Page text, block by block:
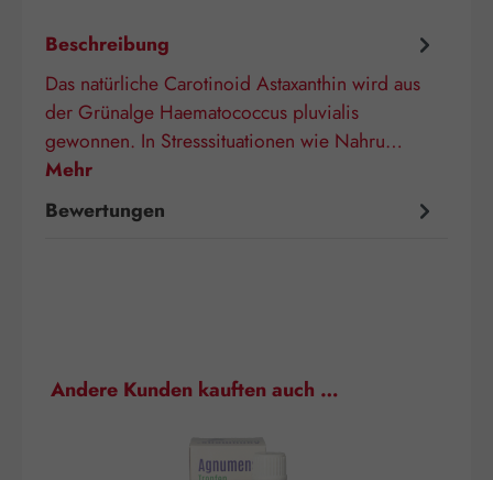
Beschreibung
Das natürliche Carotinoid Astaxanthin wird aus
der Grünalge Haematococcus pluvialis
gewonnen. In Stresssituationen wie Nahru…
Mehr
Bewertungen
Produktgalerie überspringen
Andere Kunden kauften auch …